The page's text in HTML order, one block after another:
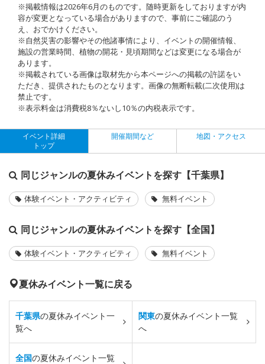
※掲載情報は2026年6月のものです。随時更新をしておりますが内
容が変更となっている場合がありますので、事前にご確認のう
え、おでかけください。
※自然災害の影響やその他諸事情により、イベントの開催情報、
施設の営業時間、植物の開花・見頃期間などは変更になる場合が
あります。
※掲載されている画像は取材先から本ページへの掲載の許諾をい
ただき、提供されたものとなります。画像の無断転載(二次使用)は
禁止です。
※表示料金は消費税8％ないし10％の内税表示です。
イベント詳細
トップ
開催期間など 地図・アクセス
同じジャンルの夏休みイベントを探す【千葉県】
体験イベント・アクティビティ 無料イベント
同じジャンルの夏休みイベントを探す【全国】
体験イベント・アクティビティ 無料イベント
夏休みイベント一覧に戻る
千葉県の夏休みイベント一
覧へ
関東の夏休みイベント一覧
へ
全国の夏休みイベント一覧